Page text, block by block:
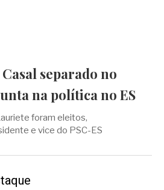
separado no
na política no ES
foram eleitos,
e vice do PSC-ES